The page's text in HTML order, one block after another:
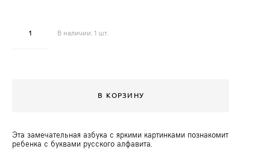
В наличии:1 шт.
В КОРЗИНУ
Эта замечательная азбука с яркими картинками познакомит
ребенка с буквами русского алфавита.